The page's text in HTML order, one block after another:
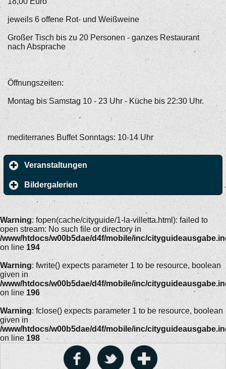
jeweils 6 offene Rot- und Weißweine
Großer Tisch bis zu 20 Personen - ganzes Restaurant
nach Absprache
Öffnungszeiten:
Montag bis Samstag 10 - 23 Uhr - Küche bis 22:30 Uhr.
mediterranes Buffet Sonntags: 10-14 Uhr
Veranstaltungen
Bildergalerien
Warning: fopen(cache/cityguide/1-la-villetta.html): failed to
open stream: No such file or directory in
/www/htdocs/w00b5dae/d4f/mobile/inc/
on line 194
Warning: fwrite() expects parameter 1 to be resource, boolean
given in
/www/htdocs/w00b5dae/d4f/mobile/inc/
on line 196
Warning: fclose() expects parameter 1 to be resource, boolean
given in
/www/htdocs/w00b5dae/d4f/mobile/inc/
on line 198